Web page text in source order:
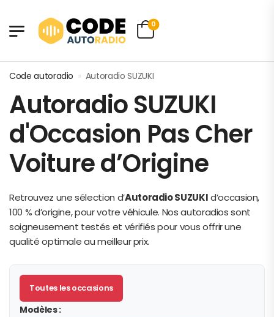
0
Code autoradio » Autoradio SUZUKI
Autoradio SUZUKI
d'Occasion Pas Cher
Voiture d’Origine
Retrouvez une sélection d’Autoradio SUZUKId’occasion,
100 % d’origine, pour votre véhicule. Nos autoradios sont
soigneusement testés et vérifiés pour vous offrir une
qualité optimale au meilleur prix.
Toutes les occasions
Modèles :